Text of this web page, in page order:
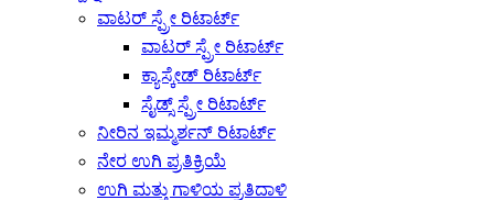
ವಾಟರ್ ಸ್ಪ್ರೇ ರಿಟಾರ್ಟ್
ವಾಟರ್ ಸ್ಪ್ರೇ ರಿಟಾರ್ಟ್
ಕ್ಯಾಸ್ಕೇಡ್ ರಿಟಾರ್ಟ್
ಸೈಡ್ಸ್ ಸ್ಪ್ರೇ ರಿಟಾರ್ಟ್
ನೀರಿನ ಇಮ್ಮರ್ಶನ್ ರಿಟಾರ್ಟ್
ನೇರ ಉಗಿ ಪ್ರತಿಕ್ರಿಯೆ
ಉಗಿ ಮತ್ತು ಗಾಳಿಯ ಪ್ರತಿದಾಳಿ